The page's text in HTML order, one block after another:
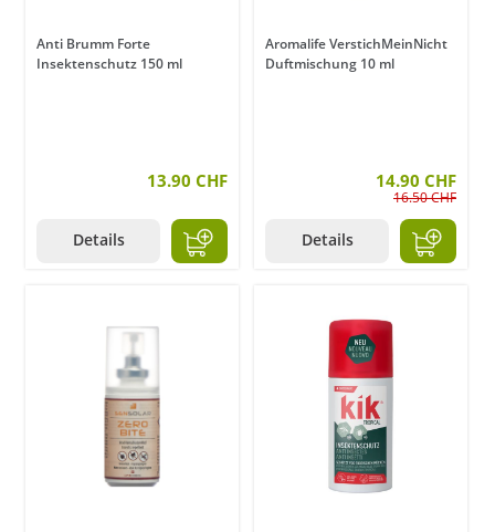
Anti Brumm Forte
Insektenschutz 150 ml
13.90 CHF
Details
Aromalife VerstichMeinNicht
Duftmischung 10 ml
14.90 CHF
16.50 CHF
Details